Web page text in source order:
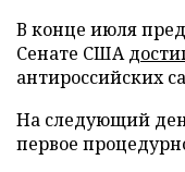
В конце июля
Сенате США
антироссийских
На следующий
первое